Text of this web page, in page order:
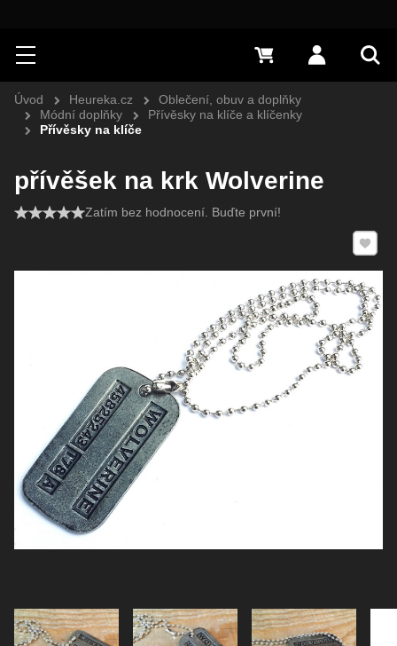
Hledat
Menu Přihlásit
0 Kč
Úvod Heureka.cz
Oblečení, obuv a doplňky
Módní doplňky
Přívěsky na klíče a klíčenky
Přívěsky na klíče
přívěšek na krk Wolverine
Zatím bez hodnocení. Buďte první!
Přidat